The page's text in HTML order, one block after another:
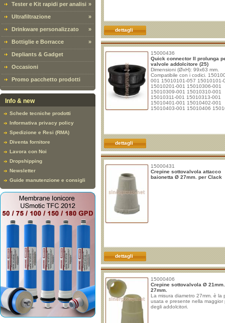
Tester e Kit rapidi per analisi »
Ultrafiltrazione »
Drinkware personalizzato »
Bottiglie e Borracce »
Depliants & Gadget
Occasioni
Promo pacchetto prodotti
Info & new
Schede tecniche prodotti
Informativa privacy policy
Spedizione e Resi (RMA)
Diventa fornitore
Lavora con Noi
Dropshipping
Newsletter
Guide manutenzione e consigli
regolarlo alla giusta altezza (il p
dettagli
15000436
Quick connector II prolunga
valvole addolcitore (25)
Dimensioni (ØxH): 99x63 mm.
Compatibile con i codici.
001 15010101-057 15010101-
15010201-001 15010306-001
15010309-001 15010310-001
15010311-001 15010313-001
15010401-001 15010402-001
15010403-001 15010406
dettagli
15000431
Crepine sottovalvola attacco
baionetta Ø 27mm. per Clack
dettagli
15000406
Crepine sottovalvola Ø
27mm.
La misura diametro 27mm. è la
usata e presente nella maggior
degli addolcitori.